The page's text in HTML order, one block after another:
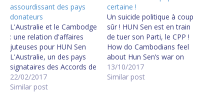
assourdissant des pays
donateurs
L'Australie et le Cambodge
: une relation d'affaires
juteuses pour HUN Sen
L'Australie, un des pays
signataires des Accords de
Paix de Paris, est
silencieuse sur la loi visant
22/02/2017
Similar post
certaine !
Un suicide politique à coup
sûr ! HUN Sen est en train
de tuer son Parti, le CPP !
How do Cambodians feel
about Hun Sen’s war on
democracy?
13/10/2017
Similar post